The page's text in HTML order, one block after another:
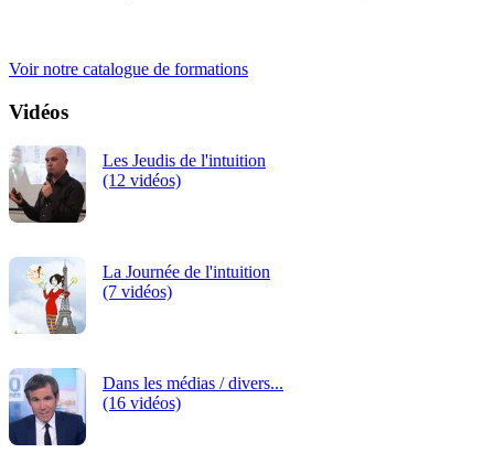
Voir notre catalogue de formations
Vidéos
Les Jeudis de l'intuition
(12 vidéos)
La Journée de l'intuition
(7 vidéos)
Dans les médias / divers...
(16 vidéos)